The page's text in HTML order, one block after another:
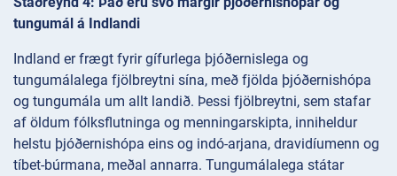
tungumál á Indlandi
Indland er frægt fyrir gífurlega þjóðernislega og
tungumálalega fjölbreytni sína, með fjölda þjóðernishópa
og tungumála um allt landið. Þessi fjölbreytni, sem stafar
af öldum fólksflutninga og menningarskipta, inniheldur
helstu þjóðernishópa eins og indó-arjana, dravidíumenn og
tíbet-búrmana, meðal annarra. Tungumálalega státar